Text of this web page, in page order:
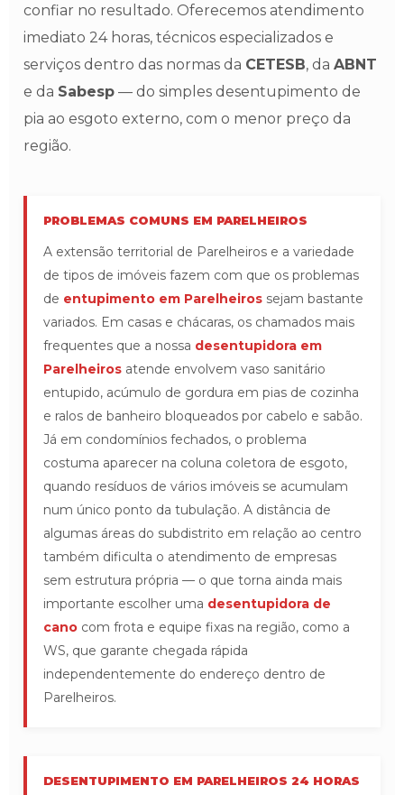
confiar no resultado. Oferecemos atendimento
imediato 24 horas, técnicos especializados e
serviços dentro das normas da CETESB, da ABNT
e da Sabesp — do simples desentupimento de
pia ao esgoto externo, com o menor preço da
região.
PROBLEMAS COMUNS EM PARELHEIROS
A extensão territorial de Parelheiros e a variedade
de tipos de imóveis fazem com que os problemas
de entupimento em Parelheiros sejam bastante
variados. Em casas e chácaras, os chamados mais
frequentes que a nossa desentupidora em
Parelheiros atende envolvem vaso sanitário
entupido, acúmulo de gordura em pias de cozinha
e ralos de banheiro bloqueados por cabelo e sabão.
Já em condomínios fechados, o problema
costuma aparecer na coluna coletora de esgoto,
quando resíduos de vários imóveis se acumulam
num único ponto da tubulação. A distância de
algumas áreas do subdistrito em relação ao centro
também dificulta o atendimento de empresas
sem estrutura própria — o que torna ainda mais
importante escolher uma desentupidora de
cano com frota e equipe fixas na região, como a
WS, que garante chegada rápida
independentemente do endereço dentro de
Parelheiros.
DESENTUPIMENTO EM PARELHEIROS 24 HORAS